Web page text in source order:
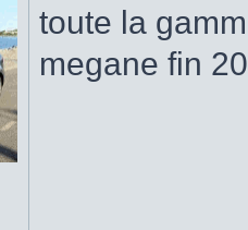
toute la
megane fin